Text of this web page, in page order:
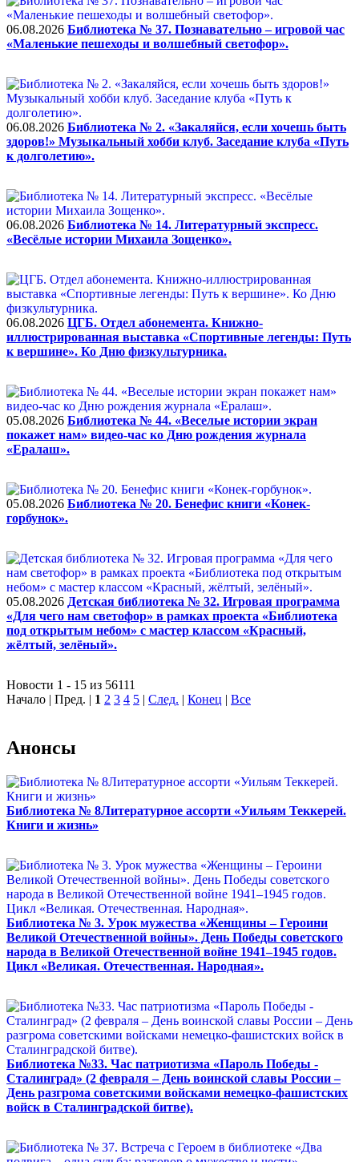
06.08.2026 Библиотека № 37. Познавательно – игровой час
«Маленькие пешеходы и волшебный светофор».
06.08.2026 Библиотека № 2. «Закаляйся, если хочешь быть
здоров!» Музыкальный хобби клуб. Заседание клуба «Путь
к долголетию».
06.08.2026 Библиотека № 14. Литературный экспресс.
«Весёлые истории Михаила Зощенко».
06.08.2026 ЦГБ. Отдел абонемента. Книжно-
иллюстрированная выставка «Спортивные легенды: Путь
к вершине». Ко Дню физкультурника.
05.08.2026 Библиотека № 44. «Веселые истории экран
покажет нам» видео-час ко Дню рождения журнала
«Ералаш».
05.08.2026 Библиотека № 20. Бенефис книги «Конек-
горбунок».
05.08.2026 Детская библиотека № 32. Игровая программа
«Для чего нам светофор» в рамках проекта «Библиотека
под открытым небом» с мастер классом «Красный,
жёлтый, зелёный».
Новости 1 - 15 из 56111
Начало | Пред. | 1 2 3 4 5 | След. | Конец | Все
Анонсы
Библиотека № 8Литературное ассорти «Уильям Теккерей.
Книги и жизнь»
Библиотека № 3. Урок мужества «Женщины – Героини
Великой Отечественной войны». День Победы советского
народа в Великой Отечественной войне 1941–1945 годов.
Цикл «Великая. Отечественная. Народная».
Библиотека №33. Час патриотизма «Пароль Победы -
Сталинград» (2 февраля – День воинской славы России –
День разгрома советскими войсками немецко-фашистских
войск в Сталинградской битве).